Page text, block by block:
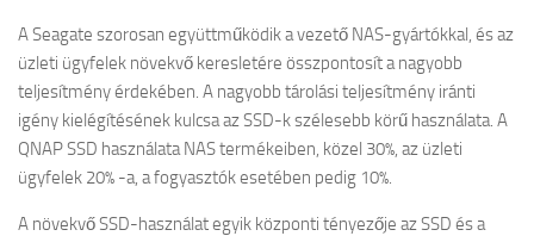
A Seagate szorosan együttműködik a vezető NAS-gyártókkal, és az
üzleti ügyfelek növekvő keresletére összpontosít a nagyobb
teljesítmény érdekében. A nagyobb tárolási teljesítmény iránti
igény kielégítésének kulcsa az SSD-k szélesebb körű használata. A
QNAP SSD használata NAS termékeiben, közel 30%, az üzleti
ügyfelek 20% -a, a fogyasztók esetében pedig 10%.
A növekvő SSD-használat egyik központi tényezője az SSD és a